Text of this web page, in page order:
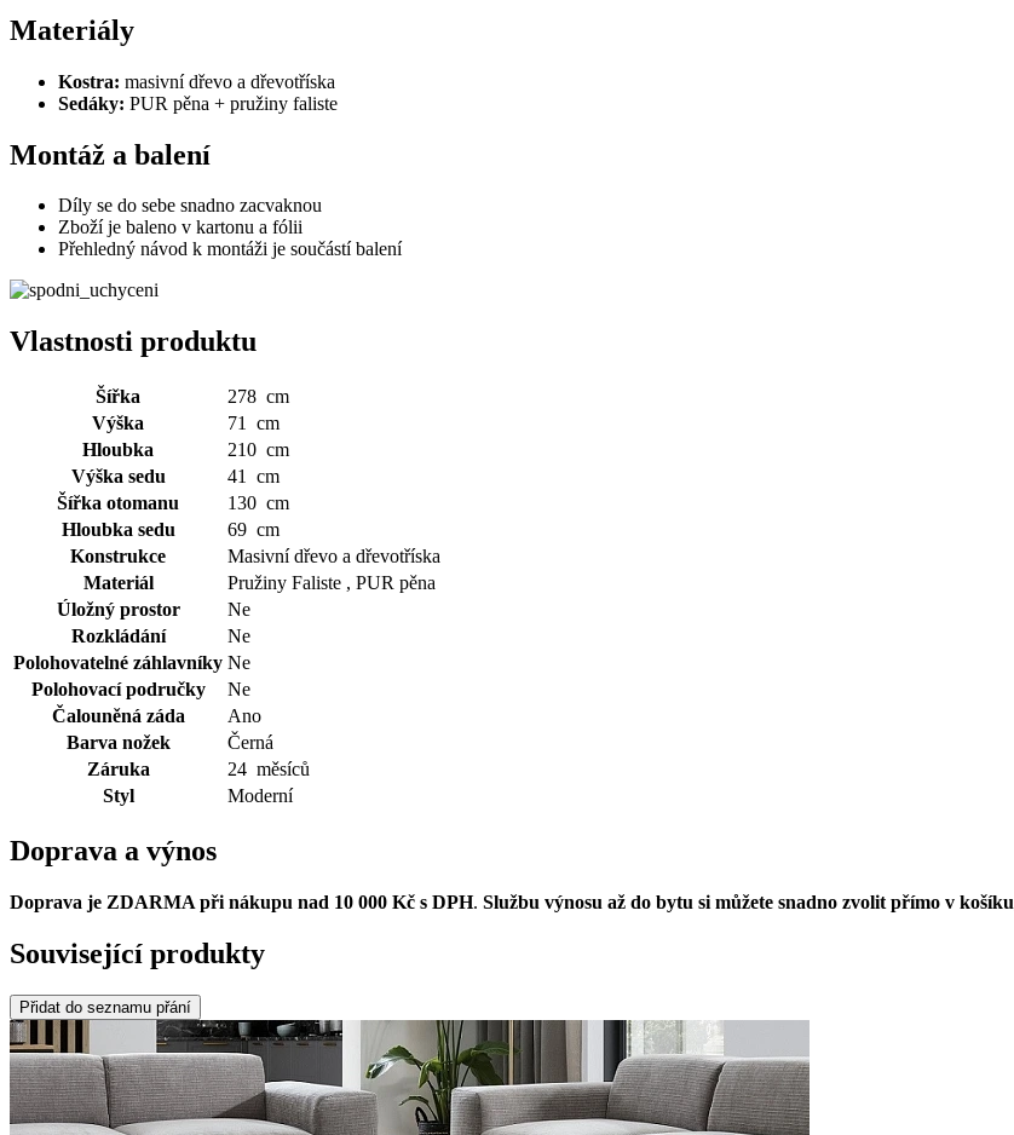
Materiály
Kostra: masivní dřevo a dřevotříska
Sedáky: PUR pěna + pružiny faliste
Montáž a balení
Díly se do sebe snadno zacvaknou
Zboží je baleno v kartonu a fólii
Přehledný návod k montáži je součástí balení
Vlastnosti produktu
Šířka
278 cm
Výška
71 cm
Hloubka
210 cm
Výška sedu
41 cm
Šířka otomanu
130 cm
Hloubka sedu
69 cm
Konstrukce
Masivní dřevo a dřevotříska
Materiál
Pružiny Faliste , PUR pěna
Úložný prostor
Ne
Rozkládání
Ne
Polohovatelné záhlavníky Ne
Polohovací područky
Ne
Čalouněná záda
Ano
Barva nožek
Černá
Záruka
24 měsíců
Styl
Moderní
Doprava a výnos
Doprava je ZDARMA při nákupu nad 10 000 Kč s DPH. Službu výnosu až do bytu si můžete snadno zvolit přímo v košíku
Související produkty
Přidat do seznamu přání